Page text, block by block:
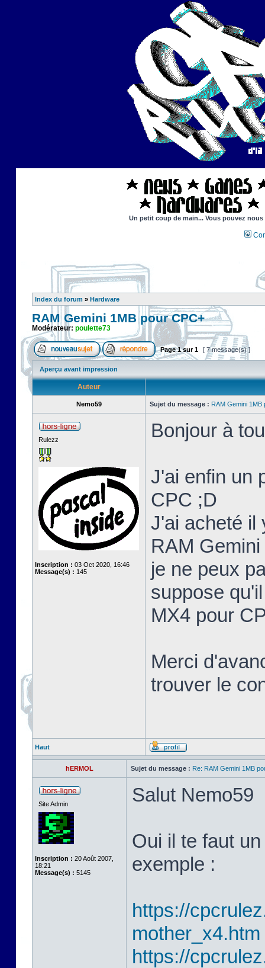
Un petit coup de main... Vous pouvez
Index du forum » Hardware
RAM Gemini 1MB pour CPC+
Modérateur: poulette73
Page1sur1 [ 7 message(s) ]
Aperçu avant impression
Auteur
Nemo59 Sujet du message : RAM Gemini 1MB
Rulezz
Inscription : 03 Oct 2020, 16:46
Message(s) : 145
Bonjour à
J'ai enfin un
CPC ;D
J'ai acheté il
RAM
je ne peux
suppose
MX4 pour
Merci
trouver le
Haut
hERMOL Sujet du message : Re: RAM Gemini 1MB
Site Admin
Inscription : 20 Août 2007,
18:21
Message(s) : 5145
Salut Nemo59
Oui il te faut
exemple :
https://
mother_x4.htm
https://